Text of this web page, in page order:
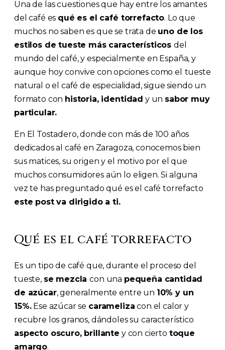
Una de las cuestiones que hay entre los amantes
del café es qué es el café torrefacto. Lo que
muchos no saben es que se trata de uno de los
estilos de tueste más característicos del
mundo del café, y especialmente en España, y
aunque hoy convive con opciones como el tueste
natural o el café de especialidad, sigue siendo un
formato con historia, identidad y un sabor muy
particular.
En El Tostadero, donde con más de 100 años
dedicados al café en Zaragoza, conocemos bien
sus matices, su origen y el motivo por el que
muchos consumidores aún lo eligen. Si alguna
vez te has preguntado qué es el café torrefacto
este post va dirigido a ti.
Qué es el café torrefacto
Es un tipo de café que, durante el proceso del
tueste, se mezclacon una pequeña cantidad
de azúcar, generalmente entre un 10% y un
15%.Ese azúcar se carameliza con el calor y
recubre los granos, dándoles su característico
aspecto oscuro, brillante y con cierto toque
amargo.